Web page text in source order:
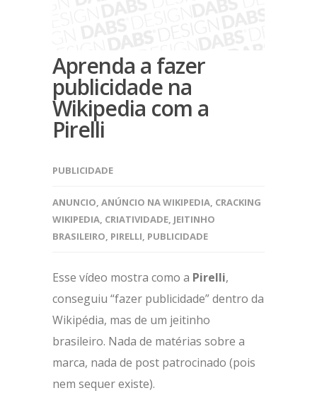
Aprenda a fazer
publicidade na
Wikipedia com a
Pirelli
PUBLICIDADE
ANUNCIO, ANÚNCIO NA WIKIPEDIA, CRACKING
WIKIPEDIA, CRIATIVIDADE, JEITINHO
BRASILEIRO, PIRELLI, PUBLICIDADE
Esse vídeo mostra como a Pirelli,
conseguiu “fazer publicidade” dentro da
Wikipédia, mas de um jeitinho
brasileiro. Nada de matérias sobre a
marca, nada de post patrocinado (pois
nem sequer existe).